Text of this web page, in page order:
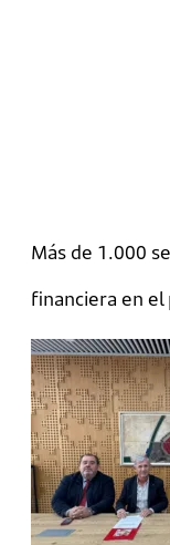
Más de 1.000
financiera en